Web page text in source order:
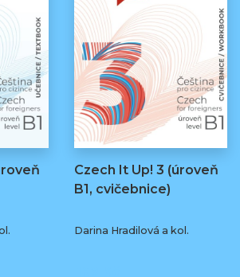
Czech It Up! 3 (úroveň
B1, cvičebnice)
Darina Hradilová a kol.